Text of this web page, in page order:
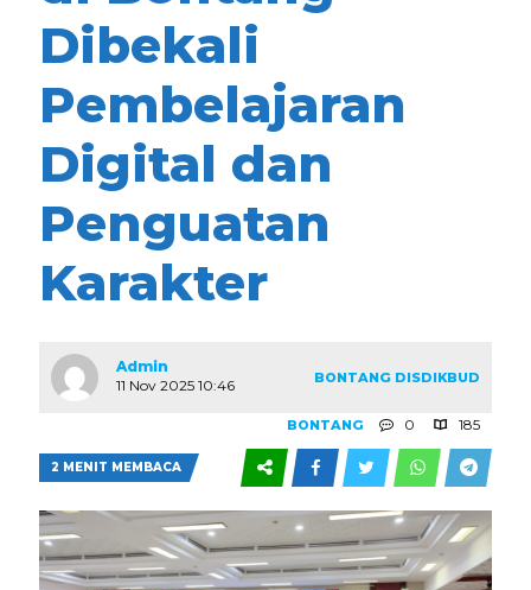
Dibekali
Pembelajaran
Digital dan
Penguatan
Karakter
Admin
11 Nov 2025 10:46
BONTANG DISDIKBUD
BONTANG 0 185
2 MENIT MEMBACA